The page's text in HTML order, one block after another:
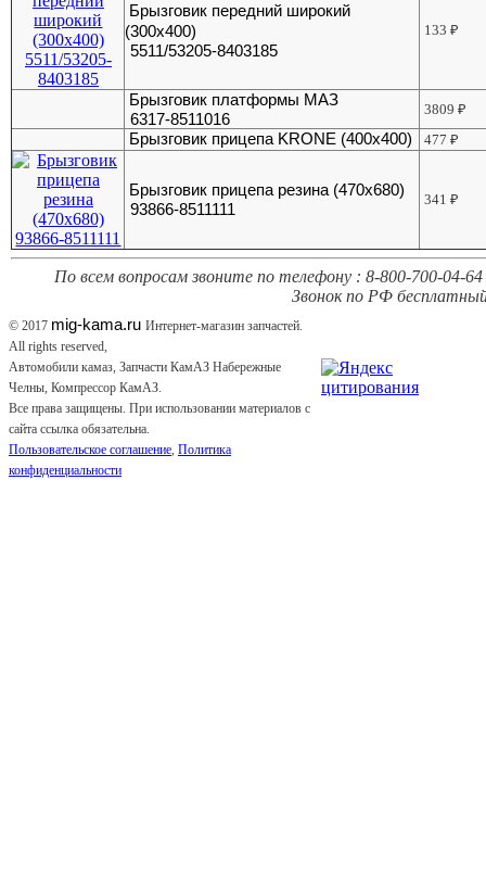
Брызговик передний широкий
(300х400)
5511/53205-8403185
133₽
Брызговик платформы МАЗ
6317-8511016
3809₽
Брызговик прицепа KRONE (400х400) 477₽
Брызговик прицепа резина (470х680)
93866-8511111
341₽
По всем вопросам звоните по телефону : 8-800-700-04-64
Звонок по РФ
© 2017 mig-kama.ru Интернет-магазин запчастей.
All rights reserved,
Автомобили камаз, Запчасти КамАЗ Набережные
Челны, Компрессор КамАЗ.
Все права защищены. При использовании материалов с
сайта ссылка обязательна.
Пользовательское соглашение, Политика
конфиденциальности